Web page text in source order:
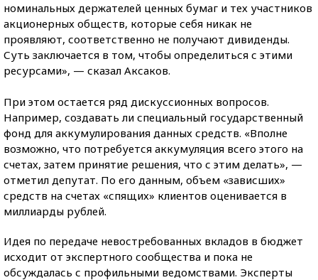
номинальных держателей ценных бумаг и тех участников
акционерных обществ, которые себя никак не
проявляют, соответственно не получают дивиденды.
Суть заключается в том, чтобы определиться с этими
ресурсами», — сказал Аксаков.
При этом остается ряд дискуссионных вопросов.
Например, создавать ли специальный государственный
фонд для аккумулирования данных средств. «Вполне
возможно, что потребуется аккумуляция всего этого на
счетах, затем принятие решения, что с этим делать», —
отметил депутат. По его данным, объем «зависших»
средств на счетах «спящих» клиентов оценивается в
миллиарды рублей.
Идея по передаче невостребованных вкладов в бюджет
исходит от экспертного сообщества и пока не
обсуждалась с профильными ведомствами. Эксперты